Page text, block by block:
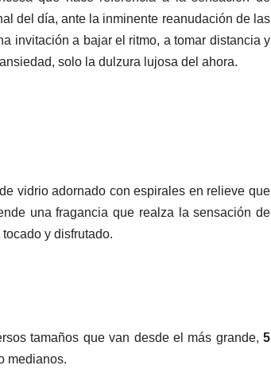
del día, ante la inminente reanudación de las
invitación a bajar el ritmo, a tomar distancia y
solo la dulzura lujosa del ahora.
vidrio adornado con espirales en relieve que
una fragancia que realza la sensación de
y disfrutado.
tamaños que van desde el más grande, 5
medianos.